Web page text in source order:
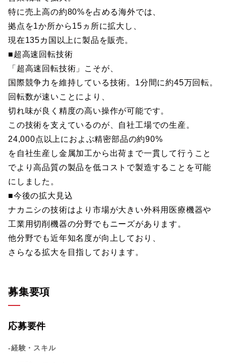
特に売上高の約80%を占める海外では、
拠点を1か所から15ヵ所に拡大し、
現在135カ国以上に製品を販売。
■超高速回転技術
「超高速回転技術」こそが、
国際競争力を維持している技術。1分間に約45万回転。
回転数が速いことにより、
切れ味が良く精度の高い操作が可能です。
この技術を支えているのが、自社工場での生産。
24,000点以上におよぶ精密部品の約90%
を自社生産し金属加工から出荷まで一貫して行うこと
でより高品質の製品を低コストで製造することを可能
にしました。
■今後の拡大見込
ナカニシの技術はより市場が大きい外科用医療機器や
工業用切削機器の分野でもニーズがあります。
他分野でも近年知名度が向上しており、
さらなる拡大を目指しております。
募集要項
応募要件
-経験・スキル